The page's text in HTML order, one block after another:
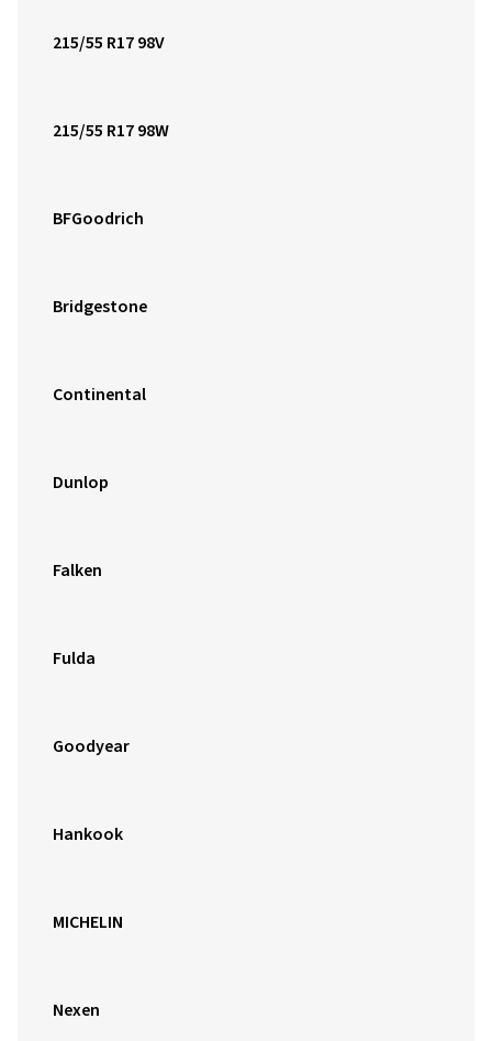
215/55 R17 98V
215/55 R17 98W
BFGoodrich
Bridgestone
Continental
Dunlop
Falken
Fulda
Goodyear
Hankook
MICHELIN
Nexen